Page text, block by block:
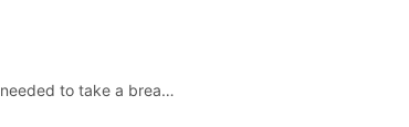
to take a brea…